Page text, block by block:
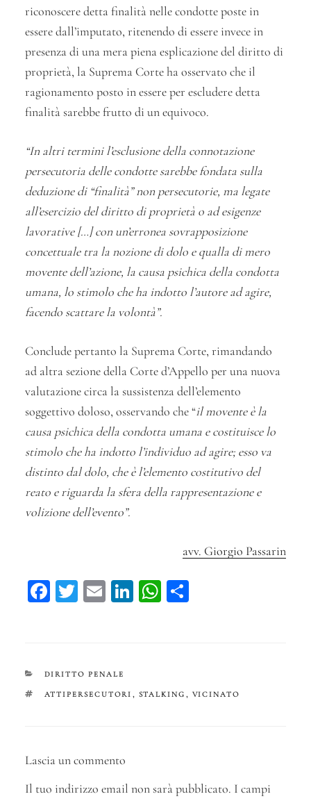
riconoscere detta finalità nelle condotte poste in
essere dall’imputato, ritenendo di essere invece in
presenza di una mera piena esplicazione del diritto di
proprietà, la Suprema Corte ha osservato che il
ragionamento posto in essere per escludere detta
finalità sarebbe frutto di un equivoco.
“In altri termini l’esclusione della connotazione
persecutoria delle condotte sarebbe fondata sulla
deduzione di “finalità” non persecutorie, ma legate
all’esercizio del diritto di proprietà o ad esigenze
lavorative […] con un’erronea sovrapposizione
concettuale tra la nozione di dolo e qualla di mero
movente dell’azione, la causa psichica della condotta
umana, lo stimolo che ha indotto l’autore ad agire,
facendo scattare la volontà”.
Conclude pertanto la Suprema Corte, rimandando
ad altra sezione della Corte d’Appello per una nuova
valutazione circa la sussistenza dell’elemento
soggettivo doloso, osservando che “il movente è la
causa psichica della condotta umana e costituisce lo
stimolo che ha indotto l’individuo ad agire; esso va
distinto dal dolo, che è l’elemento costitutivo del
reato e riguarda la sfera della rappresentazione e
volizione dell’evento”.
avv. Giorgio Passarin
Fa T
E
Li W
CATEGORIE
DIRITTO PENALE
TAG
ATTIPERSECUTORI , STALKING , VICINATO
Lascia un commento
Il tuo indirizzo email non sarà pubblicato. I campi